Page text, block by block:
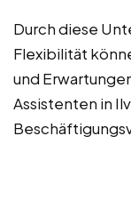
Durch diese
Flexibilität
und
Assistenten in